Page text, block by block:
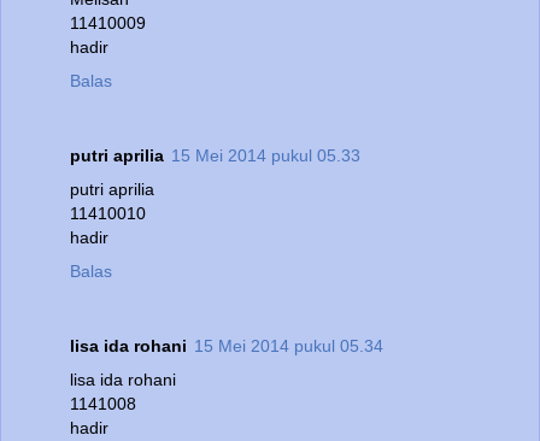
11410009
hadir
Balas
putri aprilia 15 Mei 2014 pukul 05.33
putri aprilia
11410010
hadir
Balas
lisa ida rohani 15 Mei 2014 pukul 05.34
lisa ida rohani
1141008
hadir